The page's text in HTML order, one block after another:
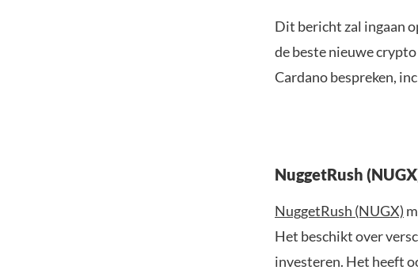
Dit bericht zal ingaan
de beste nieuwe
Cardano bespreken,
NuggetRush
NuggetRush (NUGX)
Het beschikt over
investeren. Het heeft